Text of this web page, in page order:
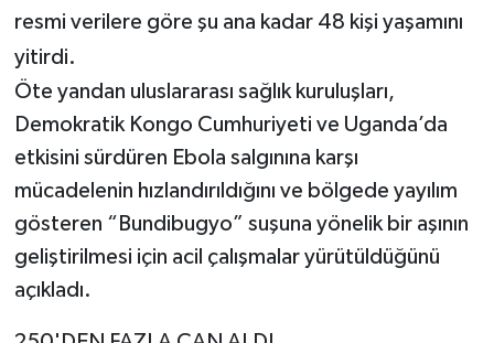
resmi verilere göre şu ana kadar 48 kişi yaşamını
yitirdi.
Öte yandan uluslararası sağlık kuruluşları,
Demokratik Kongo Cumhuriyeti ve Uganda’da
etkisini sürdüren Ebola salgınına karşı
mücadelenin hızlandırıldığını ve bölgede yayılım
gösteren “Bundibugyo” suşuna yönelik bir aşının
geliştirilmesi için acil çalışmalar yürütüldüğünü
açıkladı.